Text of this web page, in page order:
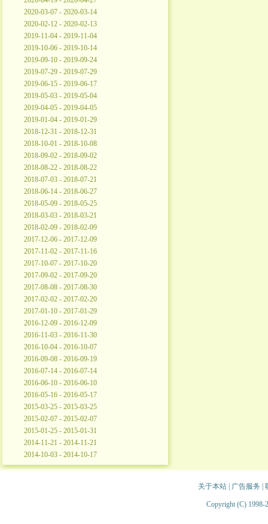
2020-03-07 - 2020-03-14
2020-02-12 - 2020-02-13
2019-11-04 - 2019-11-04
2019-10-06 - 2019-10-14
2019-09-10 - 2019-09-24
2019-07-29 - 2019-07-29
2019-06-15 - 2019-06-17
2019-05-03 - 2019-05-04
2019-04-05 - 2019-04-05
2019-01-04 - 2019-01-29
2018-12-31 - 2018-12-31
2018-10-01 - 2018-10-08
2018-09-02 - 2018-09-02
2018-08-22 - 2018-08-22
2018-07-03 - 2018-07-21
2018-06-14 - 2018-06-27
2018-05-09 - 2018-05-25
2018-03-03 - 2018-03-21
2018-02-09 - 2018-02-09
2017-12-06 - 2017-12-09
2017-11-02 - 2017-11-16
2017-10-07 - 2017-10-20
2017-09-02 - 2017-09-20
2017-08-08 - 2017-08-30
2017-02-02 - 2017-02-20
2017-01-10 - 2017-01-29
2016-12-09 - 2016-12-09
2016-11-03 - 2016-11-30
2016-10-04 - 2016-10-07
2016-09-08 - 2016-09-19
2016-07-14 - 2016-07-14
2016-06-10 - 2016-06-10
2016-05-16 - 2016-05-17
2015-03-25 - 2015-03-25
2015-02-07 - 2015-02-07
2015-01-25 - 2015-01-31
2014-11-21 - 2014-11-21
2014-10-03 - 2014-10-17
关于本站| 广告服务
Copyright (C) 1998-